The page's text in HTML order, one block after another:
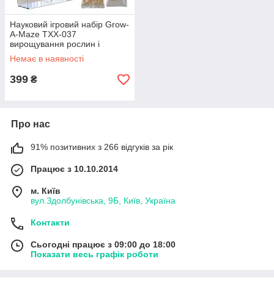
Науковий ігровий набір Grow-
A-Maze TXX-037
вирощування рослин і
експерименти рослинний
лабіринт
Немає в наявності
399 ₴
Про нас
91% позитивних з 266 відгуків за рік
Працює з 10.10.2014
м. Київ
вул.Здолбунівська, 9Б, Київ, Україна
Контакти
Сьогодні працює з 09:00 до 18:00
Показати весь графік роботи